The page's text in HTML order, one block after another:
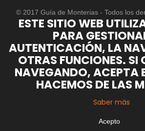
© 2017 Guía de Monterias - Todos los
ESTE SITIO WEB
PARA
AUTENTICACIÓN, LA
OTRAS FUNCIONES. SI
NAVEGANDO, ACEPTA
HACEMOS DE LAS
Saber más
Acepto